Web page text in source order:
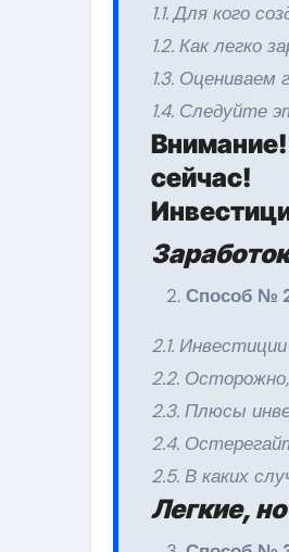
1.1. Для кого
1.2. Как легко
1.3. Оцениваем
1.4. Следуйте
Внимание!
сейчас!
Способ №
2.1.
2.2.
2.3. Плюсы
2.4.
2.5. В каких
Легкие,